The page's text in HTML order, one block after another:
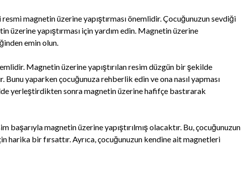
resmi magnetin üzerine yapıştırması önemlidir. Çocuğunuzun sevdiği
üzerine yapıştırması için yardım edin. Magnetin üzerine
emin olun.
Magnetin üzerine yapıştırılan resim düzgün bir şekilde
yaparken çocuğunuza rehberlik edin ve ona nasıl yapması
yerleştirdikten sonra magnetin üzerine hafifçe bastırarak
başarıyla magnetin üzerine yapıştırılmış olacaktır. Bu, çocuğunuzun
harika bir fırsattır. Ayrıca, çocuğunuzun kendine ait magnetleri